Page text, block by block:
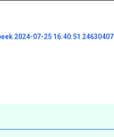
2024-07-25 16:40:51 24630407